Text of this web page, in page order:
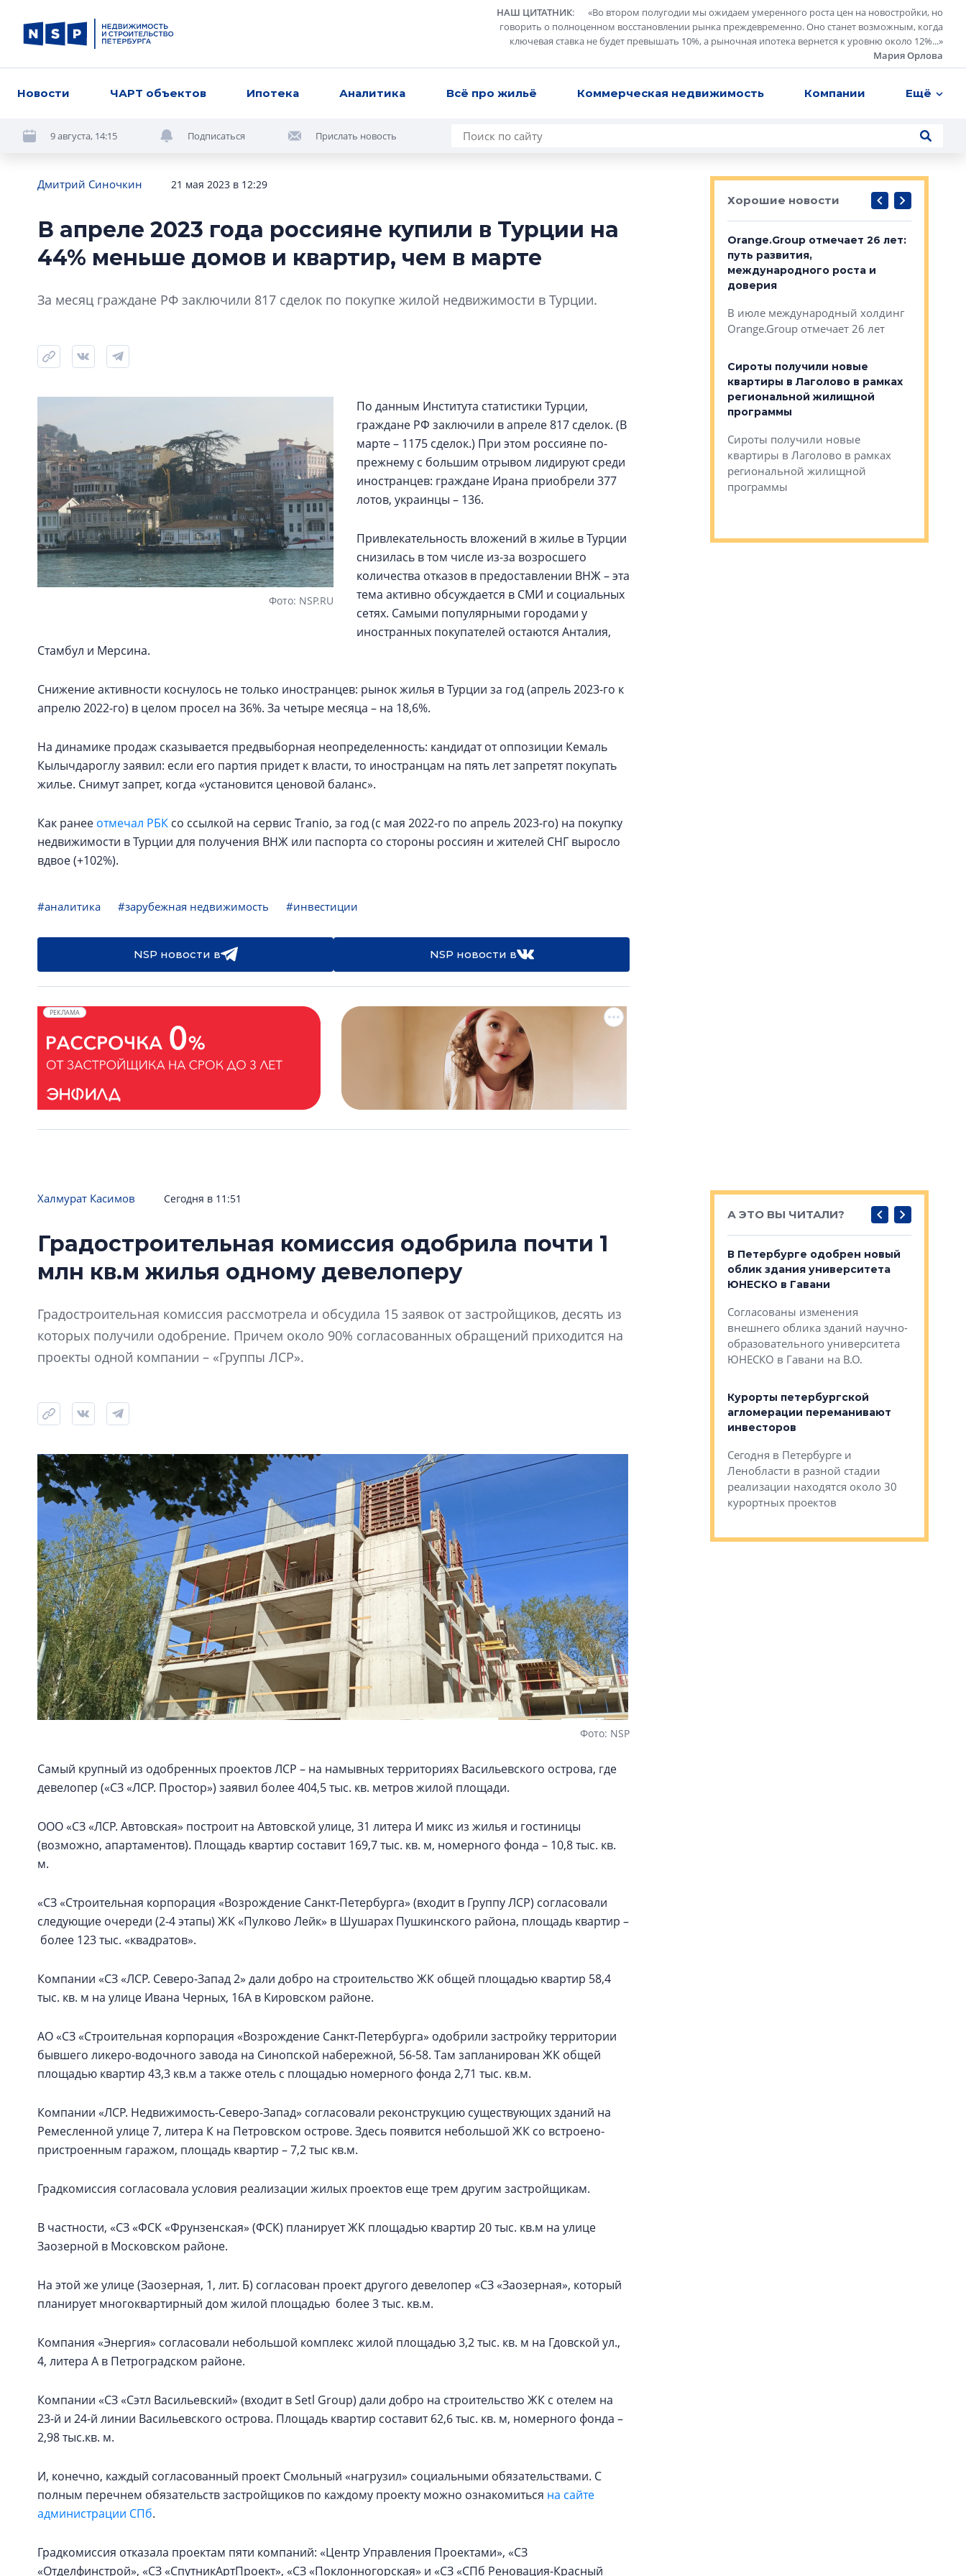
НАШ ЦИТАТНИК: «Во втором полугодии мы ожидаем умеренного роста цен на новостройки, но
говорить о полноценном восстановлении рынка преждевременно. Оно станет возможным, когда
ключевая ставка не будет превышать 10%, а рыночная ипотека вернется к уровню около 12%...»
Мария Орлова
Новости ЧАРТ объектов Ипотека Аналитика Всё про жильё Коммерческая недвижимость Компании Ещё
9 августа, 14:15 Подписаться Прислать новость
Дмитрий Синочкин 21 мая 2023 в 12:29
В апреле 2023 года россияне купили в Турции на
44% меньше домов и квартир, чем в марте
За месяц граждане РФ заключили 817 сделок по покупке жилой недвижимости в Турции.
Фото: NSP.RU
По данным Института статистики Турции,
граждане РФ заключили в апреле 817 сделок. (В
марте – 1175 сделок.) При этом россияне по-
прежнему с большим отрывом лидируют среди
иностранцев: граждане Ирана приобрели 377
лотов, украинцы – 136.
Привлекательность вложений в жилье в Турции
снизилась в том числе из-за возросшего
количества отказов в предоставлении ВНЖ – эта
тема активно обсуждается в СМИ и социальных
сетях. Самыми популярными городами у
иностранных покупателей остаются Анталия,
Стамбул и Мерсина.
Снижение активности коснулось не только иностранцев: рынок жилья в Турции за год (апрель 2023-го к
апрелю 2022-го) в целом просел на 36%. За четыре месяца – на 18,6%.
На динамике продаж сказывается предвыборная неопределенность: кандидат от оппозиции Кемаль
Кылычдароглу заявил: если его партия придет к власти, то иностранцам на пять лет запретят покупать
жилье. Снимут запрет, когда «установится ценовой баланс».
Как ранее отмечал РБК со ссылкой на сервис Tranio, за год (с мая 2022-го по апрель 2023-го) на покупку
недвижимости в Турции для получения ВНЖ или паспорта со стороны россиян и жителей СНГ выросло
вдвое (+102%).
#аналитика #зарубежная недвижимость #инвестиции
NSP новости в NSP новости в
РЕКЛАМА
Хорошие новости
В Санкт-Петербурге выбрали
девятый сезон творческого
образования
В Красногвардейском районе
Петербурга появился еще один
центр совмещенного образования
Orange.Group отмечает 26 лет:
путь развития,
международного роста и
доверия
В июле международный холдинг
Orange.Group отмечает 26 лет
Сироты получили новые
квартиры в Лаголово в рамках
региональной жилищной
программы
Сироты получили новые
квартиры в Лаголово в рамках
региональной жилищной
программы
Халмурат Касимов Сегодня в 11:51
Градостроительная комиссия одобрила почти 1
млн кв.м жилья одному девелоперу
Градостроительная комиссия рассмотрела и обсудила 15 заявок от застройщиков, десять из
которых получили одобрение. Причем около 90% согласованных обращений приходится на
проекты одной компании – «Группы ЛСР».
Фото: NSP
Самый крупный из одобренных проектов ЛСР – на намывных территориях Васильевского острова, где
девелопер («СЗ «ЛСР. Простор») заявил более 404,5 тыс. кв. метров жилой площади.
ООО «СЗ «ЛСР. Автовская» построит на Автовской улице, 31 литера И микс из жилья и гостиницы
(возможно, апартаментов). Площадь квартир составит 169,7 тыс. кв. м, номерного фонда – 10,8 тыс. кв.
м.
«СЗ «Строительная корпорация «Возрождение Санкт‑Петербурга» (входит в Группу ЛСР) согласовали
следующие очереди (2-4 этапы) ЖК «Пулково Лейк» в Шушарах Пушкинского района, площадь квартир –
более 123 тыс. «квадратов».
Компании «СЗ «ЛСР. Северо-Запад 2» дали добро на строительство ЖК общей площадью квартир 58,4
тыс. кв. м на улице Ивана Черных, 16А в Кировском районе.
АО «СЗ «Строительная корпорация «Возрождение Санкт‑Петербурга» одобрили застройку территории
бывшего ликеро-водочного завода на Синопской набережной, 56-58. Там запланирован ЖК общей
площадью квартир 43,3 кв.м а также отель с площадью номерного фонда 2,71 тыс. кв.м.
Компании «ЛСР. Недвижимость-Северо-Запад» согласовали реконструкцию существующих зданий на
Ремесленной улице 7, литера К на Петровском острове. Здесь появится небольшой ЖК со встроено-
пристроенным гаражом, площадь квартир – 7,2 тыс кв.м.
Градкомиссия согласовала условия реализации жилых проектов еще трем другим застройщикам.
В частности, «СЗ «ФСК «Фрунзенская» (ФСК) планирует ЖК площадью квартир 20 тыс. кв.м на улице
Заозерной в Московском районе.
На этой же улице (Заозерная, 1, лит. Б) согласован проект другого девелопер «СЗ «Заозерная», который
планирует многоквартирный дом жилой площадью более 3 тыс. кв.м.
Компания «Энергия» согласовали небольшой комплекс жилой площадью 3,2 тыс. кв. м на Гдовской ул.,
4, литера А в Петроградском районе.
Компании «СЗ «Сэтл Васильевский» (входит в Setl Group) дали добро на строительство ЖК с отелем на
23-й и 24-й линии Васильевского острова. Площадь квартир составит 62,6 тыс. кв. м, номерного фонда –
2,98 тыс.кв. м.
И, конечно, каждый согласованный проект Смольный «нагрузил» социальными обязательствами. С
полным перечнем обязательств застройщиков по каждому проекту можно ознакомиться на сайте
администрации СПб.
Градкомиссия отказала проектам пяти компаний: «Центр Управления Проектами», «СЗ
«Отделфинстрой», «СЗ «СпутникАртПроект», «СЗ «Поклонногорская» и «СЗ «СПб Реновация-Красный
А ЭТО ВЫ ЧИТАЛИ?
Усадьба Торосово — антидот
эпохи фальш-панелей
В Петербурге одобрен новый
облик здания университета
ЮНЕСКО в Гавани
Согласованы изменения
внешнего облика зданий научно-
образовательного университета
ЮНЕСКО в Гавани на В.О.
Курорты петербургской
агломерации переманивают
инвесторов
Сегодня в Петербурге и
Ленобласти в разной стадии
реализации находятся около 30
курортных проектов